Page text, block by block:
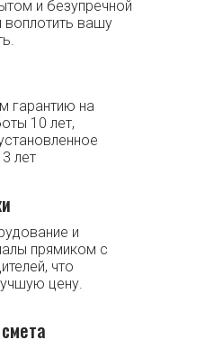
и
прямиком с
что
цену.
и безупречной
воплотить вашу
гарантию на
10 лет,
лет